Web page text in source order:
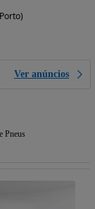
Ver anúncios
Pneus